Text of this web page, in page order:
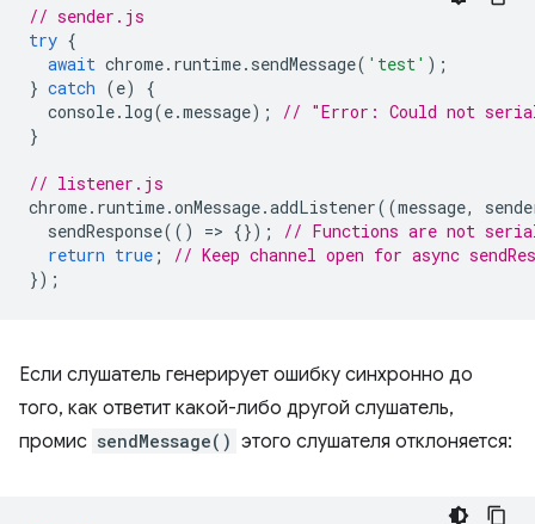
// sender.js
try {
await chrome. runtime. sendMessage( 'test' );
} catch (e)
{
console. log(e.message);
// "Error: Could not
}
// listener.js
chrome. runtime.onMessage.addListener((message,
sendResponse(() => {});
// Functions are not
return true ;
// Keep channel open for async
});
Если слушатель генерирует ошибку синхронно до
того, как ответит какой-либо другой слушатель,
промис sendMessage() этого слушателя отклоняется: